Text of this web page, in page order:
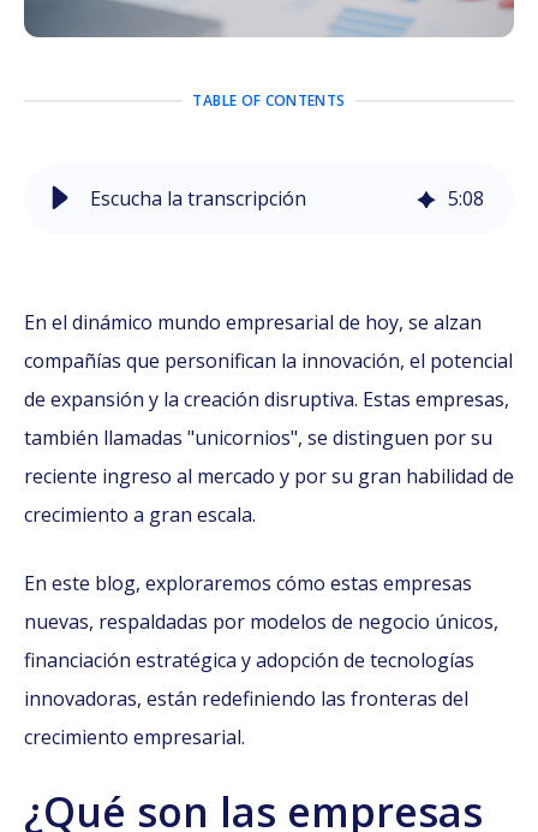
TABLE OF CONTENTS
Escucha la transcripción 5:08
En el dinámico mundo empresarial de hoy, se alzan
compañías que personifican la innovación, el potencial
de expansión y la creación disruptiva. Estas empresas,
también llamadas "unicornios", se distinguen por su
reciente ingreso al mercado y por su gran habilidad de
crecimiento a gran escala.
En este blog, exploraremos cómo estas empresas
nuevas, respaldadas por modelos de negocio únicos,
financiación estratégica y adopción de tecnologías
innovadoras, están redefiniendo las fronteras del
crecimiento empresarial.
¿Qué son las empresas